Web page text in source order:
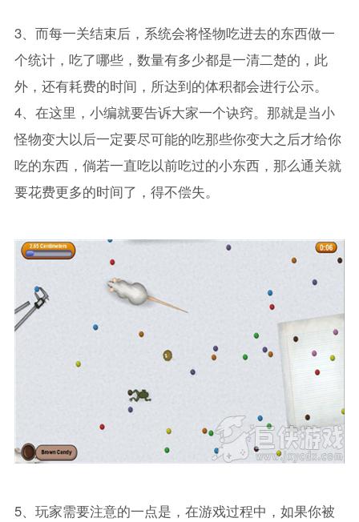
3、而每一关结束后，系统会将怪物吃进去的东西做一
个统计，吃了哪些，数量有多少都是一清二楚的，此
外，还有耗费的时间，所达到的体积都会进行公示。
4、在这里，小编就要告诉大家一个诀窍。那就是当小
怪物变大以后一定要尽可能的吃那些你变大之后才给你
吃的东西，倘若一直吃以前吃过的小东西，那么通关就
要花费更多的时间了，得不偿失。
5、玩家需要注意的一点是，在游戏过程中，如果你被